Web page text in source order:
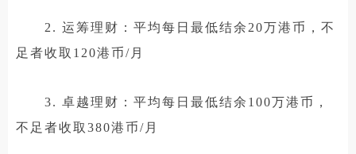
2. 运筹理财：平均每日最低结余20万港币，不
足者收取120港币/月
3. 卓越理财：平均每日最低结余100万港币，
不足者收取380港币/月